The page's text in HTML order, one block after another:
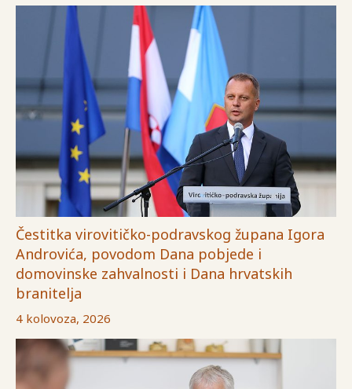
Čestitka virovitičko-podravskog župana Igora
Androvića, povodom Dana pobjede i
domovinske zahvalnosti i Dana hrvatskih
branitelja
4 kolovoza, 2026